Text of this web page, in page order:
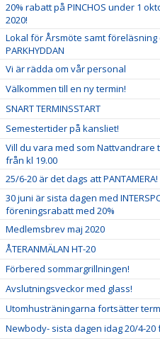
20% rabatt på PINCHOS under 1
2020!
Lokal för Årsmöte samt föreläsning
PARKHYDDAN
Vi är rädda om vår personal
Välkommen till en ny termin!
SNART TERMINSSTART
Semestertider på kansliet!
Vill du vara med som Nattvandrare
från kl 19.00
25/6-20 är det dags att PANTAMERA!
30 juni är sista dagen med
föreningsrabatt med 20%
Medlemsbrev maj 2020
ÅTERANMÄLAN HT-20
Förbered sommargrillningen!
Avslutningsveckor med glass!
Utomhusträningarna fortsätter
Newbody- sista dagen idag 20/4-